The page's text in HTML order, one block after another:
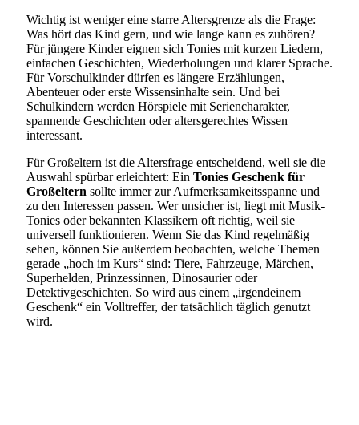
Wichtig ist weniger eine starre Altersgrenze als die Frage:
Was hört das Kind gern, und wie lange kann es zuhören?
Für jüngere Kinder eignen sich Tonies mit kurzen Liedern,
einfachen Geschichten, Wiederholungen und klarer Sprache.
Für Vorschulkinder dürfen es längere Erzählungen,
Abenteuer oder erste Wissensinhalte sein. Und bei
Schulkindern werden Hörspiele mit Seriencharakter,
spannende Geschichten oder altersgerechtes Wissen
interessant.
Für Großeltern ist die Altersfrage entscheidend, weil sie die
Auswahl spürbar erleichtert: Ein Tonies Geschenk für
Großeltern sollte immer zur Aufmerksamkeitsspanne und
zu den Interessen passen. Wer unsicher ist, liegt mit Musik-
Tonies oder bekannten Klassikern oft richtig, weil sie
universell funktionieren. Wenn Sie das Kind regelmäßig
sehen, können Sie außerdem beobachten, welche Themen
gerade „hoch im Kurs“ sind: Tiere, Fahrzeuge, Märchen,
Superhelden, Prinzessinnen, Dinosaurier oder
Detektivgeschichten. So wird aus einem „irgendeinem
Geschenk“ ein Volltreffer, der tatsächlich täglich genutzt
wird.